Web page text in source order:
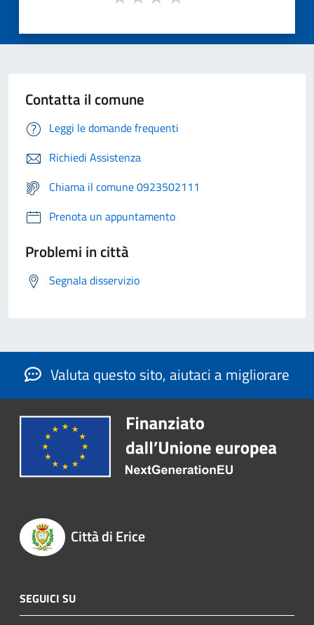
Contatta il comune
Leggi le domande frequenti
Richiedi Assistenza
Chiama il comune 0923502111
Prenota un appuntamento
Problemi in città
Segnala disservizio
Valuta questo sito, aiutaci a migliorare
Città di Erice
SEGUICI SU